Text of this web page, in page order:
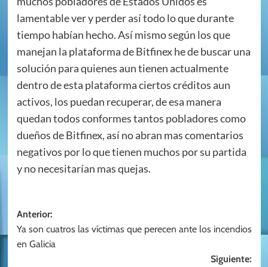
lamentable ver y perder así todo lo que durante
tiempo habían hecho. Así mismo según los que
manejan la plataforma de Bitfinex he de buscar una
solución para quienes aun tienen actualmente
dentro de esta plataforma ciertos créditos aun
activos, los puedan recuperar, de esa manera
quedan todos conformes tantos pobladores como
dueños de Bitfinex, así no abran mas comentarios
negativos por lo que tienen muchos por su partida
y no necesitarían mas quejas.
Navegación
de
entradas
Anterior:
Ya son cuatros las víctimas que perecen ante los incendios
en Galicia
Siguiente: